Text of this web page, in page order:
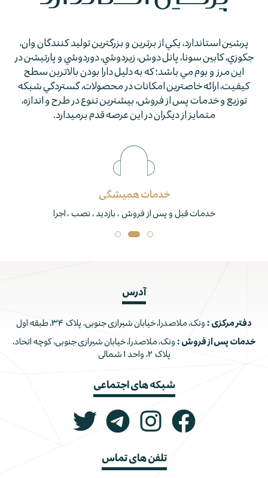
پرشين استاندارد، يكي از برترين و بزرگترين توليد كنندگان وان،
جكوزي، كابين سونا، پانل دوش، زيردوشي، دوردوشي و پارتيشن در
اين مرز و بوم مي باشد؛ كه به دليل دارا بودن بالاترين سطح
كيفيت، ارائه خاصترين امكانات در محصولات، گستردگي شبكه
توزيع و خدمات پس از فروش، بيشترين تنوع در طرح و اندازه،
متمايز از ديگران در اين عرصه قدم برمي­دارد.
خدمات همیشگی
خدمات قبل و پس از فروش ، بازدید ، نصب ، اجرا
آدرس
دفتر مرکزی : ونک، ملاصدرا، خیابان شیرازی جنوبی، پلاک ۳۴، طبقه اول
خدمات پس از فروش : ونک، ملاصدرا، خیابان شیرازی جنوبی، کوچه اتحاد،
پلاک ۲، واحد ۱ شمالی
شبکه های اجتماعی
تلفن های تماس